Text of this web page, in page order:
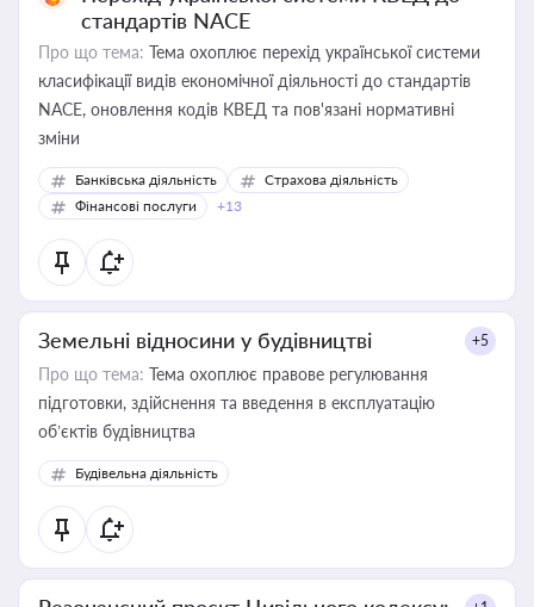
стандартів NACE
Про що тема: Тема охоплює перехід української системи
класифікації видів економічної діяльності до стандартів
NACE, оновлення кодів КВЕД та пов'язані нормативні
зміни
Банківська діяльність
Страхова діяльність
Фінансові послуги
+13
Земельні відносини у будівництві +5
Про що тема: Тема охоплює правове регулювання
підготовки, здійснення та введення в експлуатацію
об’єктів будівництва
Будівельна діяльність